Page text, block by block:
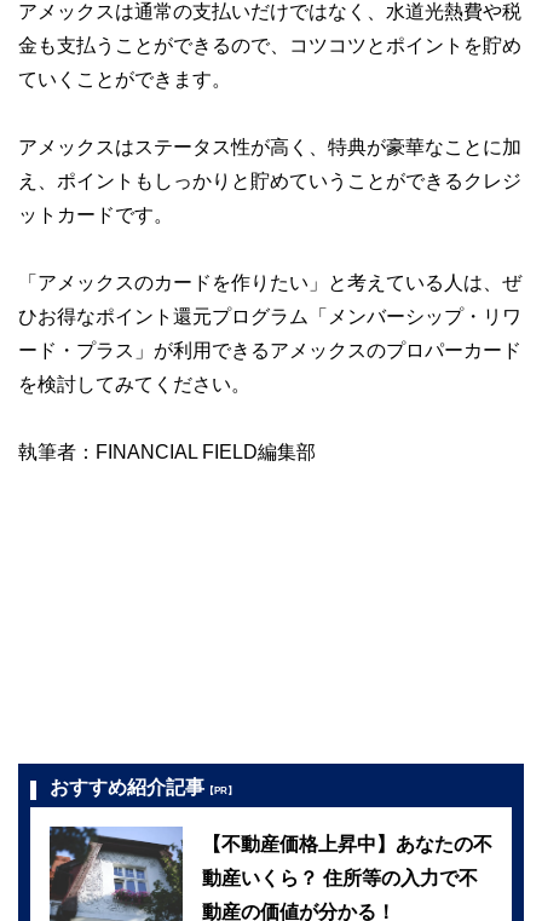
アメックスは通常の支払いだけではなく、水道光熱費や税
金も支払うことができるので、コツコツとポイントを貯め
ていくことができます。
アメックスはステータス性が高く、特典が豪華なことに加
え、ポイントもしっかりと貯めていうことができるクレジ
ットカードです。
「アメックスのカードを作りたい」と考えている人は、ぜ
ひお得なポイント還元プログラム「メンバーシップ・リワ
ード・プラス」が利用できるアメックスのプロパーカード
を検討してみてください。
執筆者：FINANCIAL FIELD編集部
おすすめ紹介記事 【PR】
【不動産価格上昇中】あなたの不
動産いくら？ 住所等の入力で不
動産の価値が分かる！